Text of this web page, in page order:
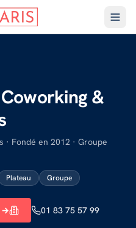
&
Fondé en 2012 · Groupe
Plateau Groupe
→ 01 83 75 57 99